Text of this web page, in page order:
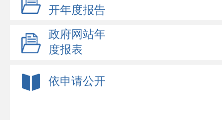
开年度报告
政府网站年
度报表
依申请公开